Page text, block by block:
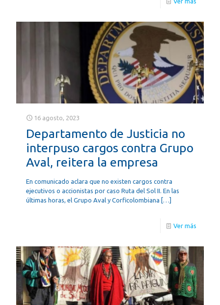
16 agosto, 2023
Departamento de Justicia no
interpuso cargos contra Grupo
Aval, reitera la empresa
En comunicado aclara que no existen cargos contra
ejecutivos o accionistas por caso Ruta del Sol II. En las
últimas horas, el Grupo Aval y Corficolombiana […]
Ver más